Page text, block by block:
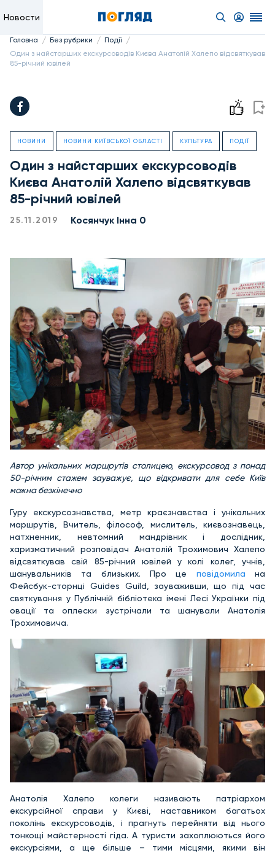
Новости
Головна / Без рубрики / Події /
Один з найстарших екскурсоводів Києва Анатолій Халепо відсвяткував
85-річний ювілей
НОВИНИ НОВИНИ КИЇВСЬКОЇ ОБЛАСТІ КУЛЬТУРА ПОДІЇ
Один з найстарших екскурсоводів
Києва Анатолій Халепо відсвяткував
85-річний ювілей
25.11.2019 Косянчук Інна 0
Автор унікальних маршрутів столицею, екскурсовод з понад
50-річним стажем зауважує, що відкривати для себе Київ
можна безкінечно
Гуру екскурсознавства, метр краєзнавства і унікальних
маршрутів, Вчитель, філософ, мислитель, києвознавець,
натхненник, невтомний мандрівник і дослідник,
харизматичний розповідач Анатолій Трохимович Халепо
відсвяткував свій 85-річний ювілей у колі колег, учнів,
шанувальників та близьких. Про це повідомилана
Фейсбук-сторнці Guides Guild, зауваживши, що під час
святкування у Публічній бібліотека імені Лесі Українки під
овації та оплески зустрічали та шанували Анатолія
Трохимовича.
Анатолія Халепо колеги називають патріархом
екскурсійної справи у Києві, наставником багатьох
поколінь екскурсоводів, і прагнуть перейняти від нього
тонкощі майстерності гіда. А туристи захоплюються його
екскурсіями, а ще більше – тими місцями, якими він